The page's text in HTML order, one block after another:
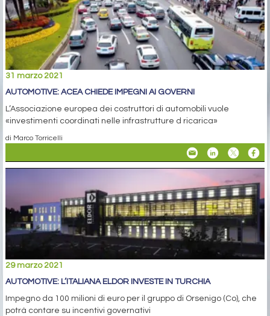
31 marzo 2021
AUTOMOTIVE: ACEA CHIEDE IMPEGNI AI GOVERNI
L’Associazione europea dei costruttori di automobili vuole
«investimenti coordinati nelle infrastrutture d ricarica»
di Marco Torricelli
29 marzo 2021
AUTOMOTIVE: L’ITALIANA ELDOR INVESTE IN TURCHIA
Impegno da 100 milioni di euro per il gruppo di Orsenigo (Co), che
potrà contare su incentivi governativi